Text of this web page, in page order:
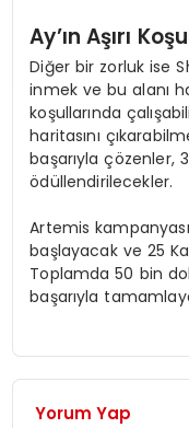
Ay’ın Aşırı
Diğer bir zorluk ise
inmek ve bu alanı
koşullarında
haritasını
başarıyla çözenler,
ödüllendirilecekler.
Artemis
başlayacak ve 25
Toplamda 50 bin
başarıyla
Yorum Yap